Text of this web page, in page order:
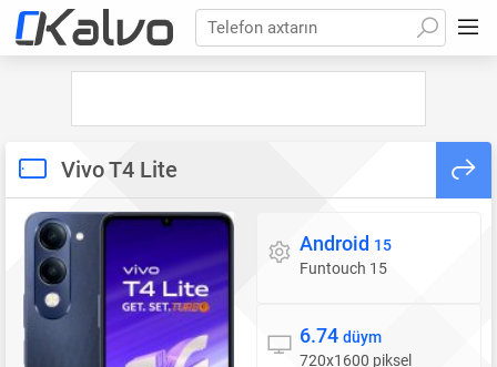
Telefon axtarın
Vivo T4 Lite
Əməliyyat sistemi
Android 15
Funtouch 15
Ekran
6.74 düym
720x1600 piksel